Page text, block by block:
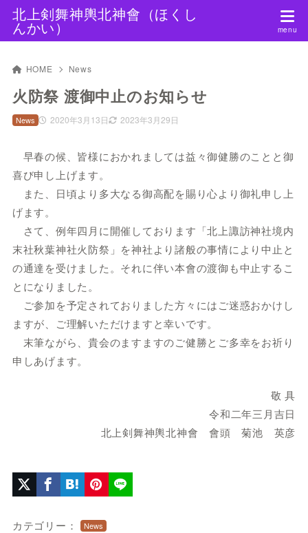
北上剣舞神輿北神會（ほくし
んかい）
HOME News
火防祭 渡御中止のお知らせ
2020年3月13日 2023年3月29日
News
早春の候、皆様におかれましては益々御健勝のことと御
喜び申し上げます。
また、日頃より多大なる御高配を賜り心より御礼申し上
げます。
さて、例年四月に開催しております「北上諏訪神社境内
末社秋葉神社火防祭」を神社より諸般の事情により中止と
の通達を受けました。それに伴い本會の渡御も中止するこ
とになりました。
ご参加を予定されておりました方々にはご迷惑おかけし
ますが、ご理解いただけますと幸いです。
末筆ながら、貴会のますますのご健勝とご多幸をお祈り
申しあげます。
敬 具
令和二年三月吉日
北上剣舞神輿北神會 會頭 菊池 英彦
カテゴリー： News